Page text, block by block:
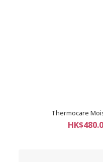
Thermocare